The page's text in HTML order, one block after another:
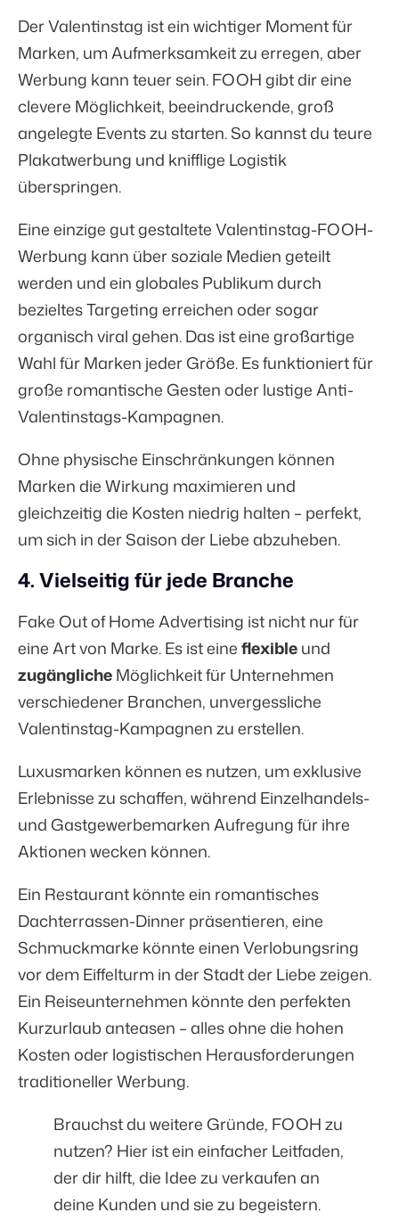
Der Valentinstag ist ein wichtiger Moment für
Marken, um Aufmerksamkeit zu erregen, aber
Werbung kann teuer sein. FOOH gibt dir eine
clevere Möglichkeit, beeindruckende, groß
angelegte Events zu starten. So kannst du teure
Plakatwerbung und knifflige Logistik
überspringen.
Eine einzige gut gestaltete Valentinstag-FOOH-
Werbung kann über soziale Medien geteilt
werden und ein globales Publikum durch
bezieltes Targeting erreichen oder sogar
organisch viral gehen. Das ist eine großartige
Wahl für Marken jeder Größe. Es funktioniert für
große romantische Gesten oder lustige Anti-
Valentinstags-Kampagnen.
Ohne physische Einschränkungen können
Marken die Wirkung maximieren und
gleichzeitig die Kosten niedrig halten – perfekt,
um sich in der Saison der Liebe abzuheben.
4. Vielseitig für jede Branche
Fake Out of Home Advertising ist nicht nur für
eine Art von Marke. Es ist eineflexibleund
zugänglicheMöglichkeit für Unternehmen
verschiedener Branchen, unvergessliche
Valentinstag-Kampagnen zu erstellen.
Luxusmarken können es nutzen, um exklusive
Erlebnisse zu schaffen, während Einzelhandels-
und Gastgewerbemarken Aufregung für ihre
Aktionen wecken können.
Ein Restaurant könnte ein romantisches
Dachterrassen-Dinner präsentieren, eine
Schmuckmarke könnte einen Verlobungsring
vor dem Eiffelturm in der Stadt der Liebe zeigen.
Ein Reiseunternehmen könnte den perfekten
Kurzurlaub anteasen – alles ohne die hohen
Kosten oder logistischen Herausforderungen
traditioneller Werbung.
Brauchst du weitere Gründe, FOOH zu
nutzen? Hier ist eineinfacher Leitfaden,
der dir hilft, die Idee zu verkaufenan
deine Kunden und sie zu begeistern.